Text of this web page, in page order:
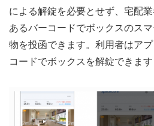
による解錠を必要とせず、宅配
あるバーコードでボックスのス
物を投函できます。利用者はア
コードでボックスを解錠できます